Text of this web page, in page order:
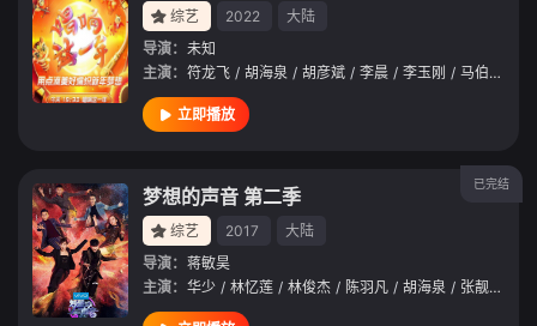
综艺 2022
大陆
导演： 未知
主演： 符龙飞 / 胡海泉 / 胡彦斌 / 李晨 / 李玉刚 / 马伯骞
立即播放
已完结
梦想的声音 第二季
综艺 2017
大陆
导演： 蒋敏昊
主演： 华少 / 林忆莲 / 林俊杰 / 陈羽凡 / 胡海泉 / 张靓颖